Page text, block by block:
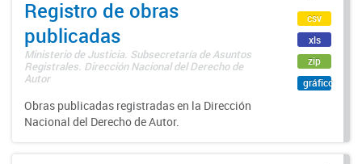
Registro de obras
publicadas
Ministerio de Justicia. Subsecretaría de Asuntos
Registrales. Dirección Nacional del Derecho de
Autor
Obras publicadas registradas en la Dirección
Nacional del Derecho de Autor.
csv
xls
zip
gráfico